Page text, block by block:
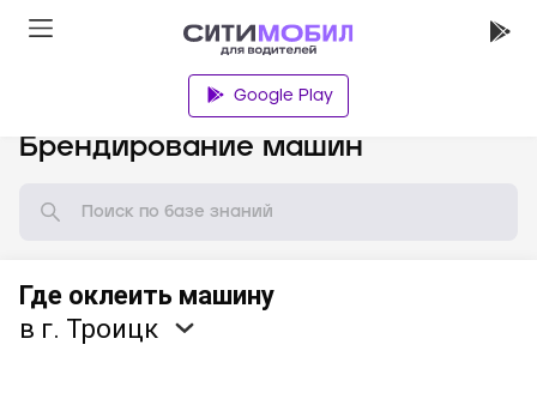
Google Play
Брендирование машин
Где оклеить машину
в г. Троицк